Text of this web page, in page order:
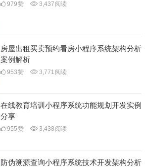
979赞 3,437 阅读
房屋出租买卖预约看房小程序系统架构分析
案例解析
953赞 3,771 阅读
在线教育培训小程序系统功能规划开发实例
分享
955赞 3,438 阅读
防伪溯源查询小程序系统技术开发架构分析